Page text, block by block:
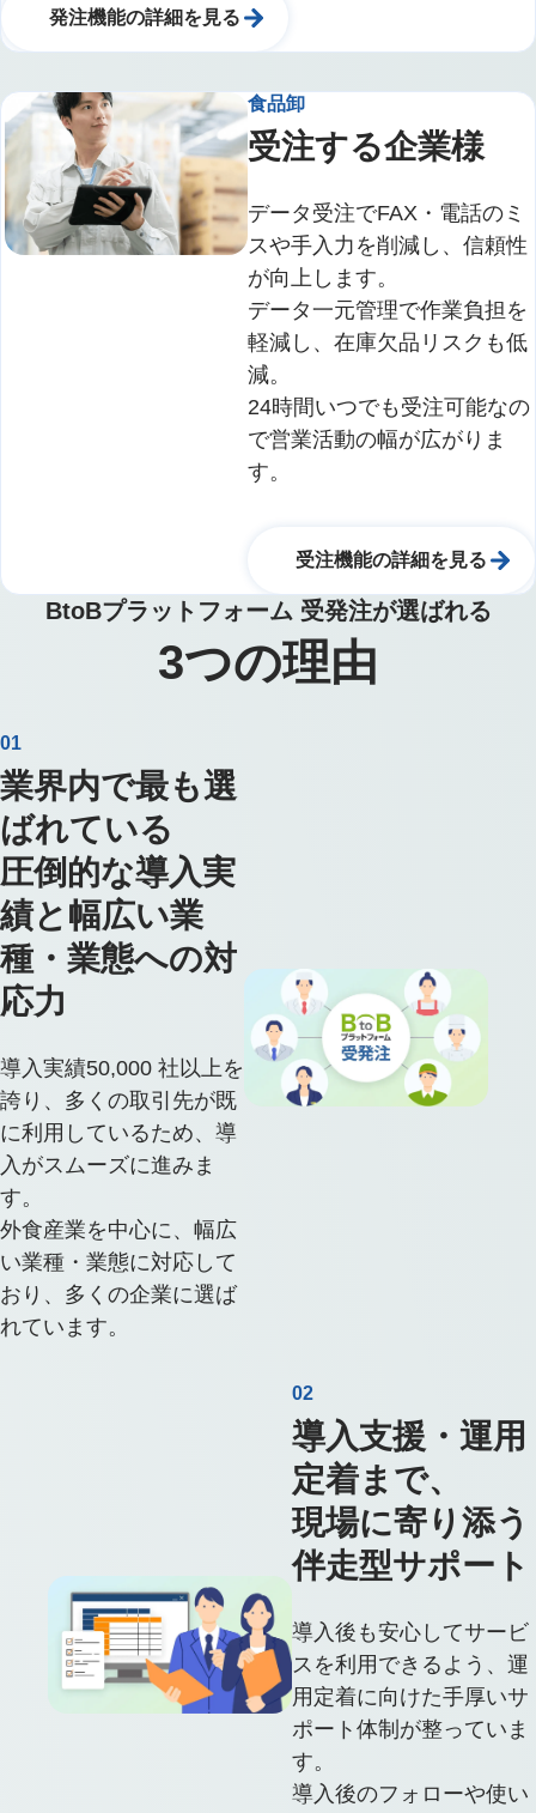
発注機能の詳細を見る
食品卸
受注する企業様
データ受注でFAX・電話のミ
スや手入力を削減し、信頼性
が向上します。
データ一元管理で作業負担を
軽減し、在庫欠品リスクも低
減。
24時間いつでも受注可能なの
で営業活動の幅が広がりま
す。
受注機能の詳細を見る
BtoBプラットフォーム 受発注が選ばれる
3つの理由
01
業界内で最も選
ばれている
圧倒的な導入実
績と幅広い業
種・業態への対
応力
導入実績50,000 社以上を
誇り、多くの取引先が既
に利用しているため、導
入がスムーズに進みま
す。
外食産業を中心に、幅広
い業種・業態に対応して
おり、多くの企業に選ば
れています。
02
導入支援・運用
定着まで、
現場に寄り添う
伴走型サポート
導入後も安心してサービ
スを利用できるよう、運
用定着に向けた手厚いサ
ポート体制が整っていま
す。
導入後のフォローや使い